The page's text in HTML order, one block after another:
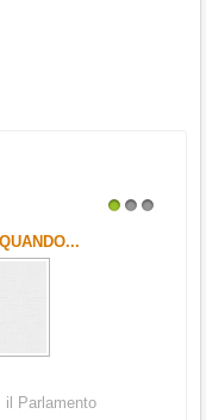
il Parlamento